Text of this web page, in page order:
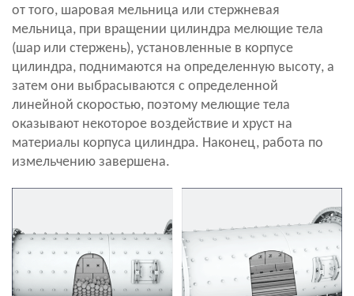
от того, шаровая мельница или стержневая
мельница, при вращении цилиндра мелющие тела
(шар или стержень), установленные в корпусе
цилиндра, поднимаются на определенную высоту, а
затем они выбрасываются с определенной
линейной скоростью, поэтому мелющие тела
оказывают некоторое воздействие и хруст на
материалы корпуса цилиндра. Наконец, работа по
измельчению завершена.